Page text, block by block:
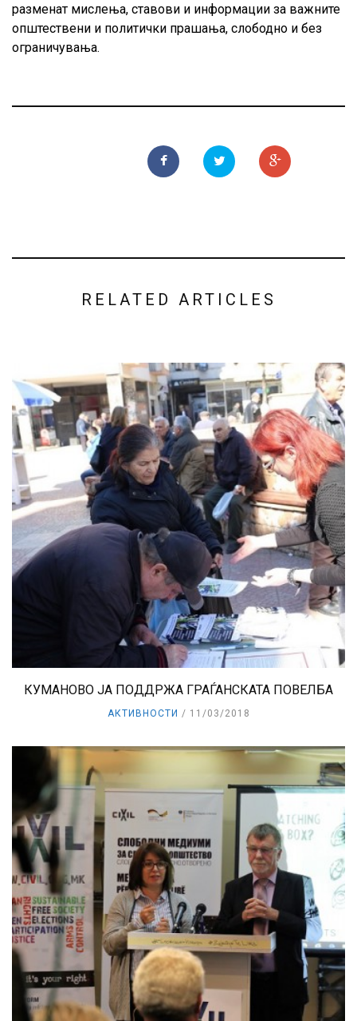
разменат мислења, ставови и информации за важните
општествени и политички прашања, слободно и без
ограничувања.
RELATED ARTICLES
КУМАНОВО ЈА ПОДДРЖА ГРАЃАНСКАТА ПОВЕЛБА
АКТИВНОСТИ 11/03/2018